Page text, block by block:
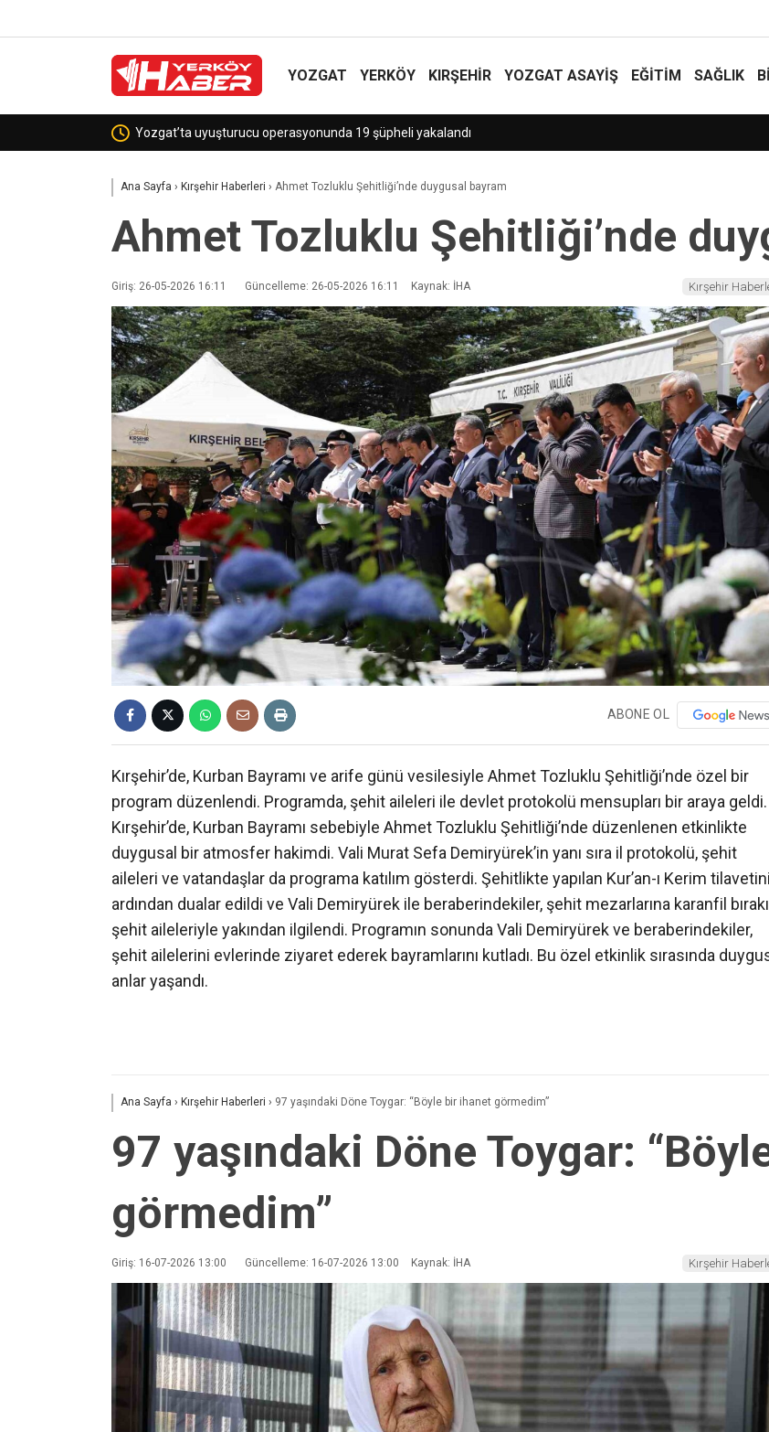
YOZGAT YERKÖY KIRŞEHİR YOZGAT ASAYIŞ EĞİTİM SAĞLIK
Sekili Köyü’ne Okul Müjdesi!
Ana Sayfa › Kırşehir Haberleri › Ahmet Tozluklu Şehitliği’nde duygusal bayram
Ahmet Tozluklu Şehitliği’nde
Giriş: 26-05-2026 16:11 Güncelleme: 26-05-2026 16:11 Kaynak: İHA Kırşehir
ABONE OL
Kırşehir’de, Kurban Bayramı ve arife günü vesilesiyle Ahmet Tozluklu Şehitliği’nde özel bir
program düzenlendi. Programda, şehit aileleri ile devlet protokolü mensupları bir araya geldi.
Kırşehir’de, Kurban Bayramı sebebiyle Ahmet Tozluklu Şehitliği’nde düzenlenen etkinlikte
duygusal bir atmosfer hakimdi. Vali Murat Sefa Demiryürek’in yanı sıra il protokolü, şehit
aileleri ve vatandaşlar da programa katılım gösterdi. Şehitlikte yapılan Kur’an-ı Kerim
ardından dualar edildi ve Vali Demiryürek ile beraberindekiler, şehit mezarlarına karanfil
şehit aileleriyle yakından ilgilendi. Programın sonunda Vali Demiryürek ve beraberindekiler,
şehit ailelerini evlerinde ziyaret ederek bayramlarını kutladı. Bu özel etkinlik sırasında
anlar yaşandı.
Ana Sayfa › Kırşehir Haberleri › 97 yaşındaki Döne Toygar: “Böyle bir ihanet görmedim”
97 yaşındaki Döne Toygar:
görmedim”
Giriş: 16-07-2026 13:00 Güncelleme: 16-07-2026 13:00 Kaynak: İHA Kırşehir